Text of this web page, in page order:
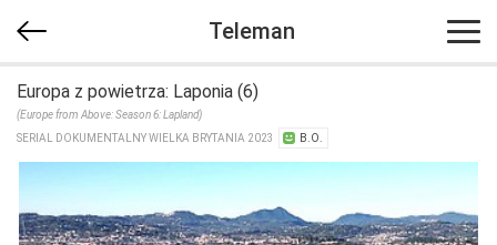
Teleman
Europa z powietrza: Laponia (6)
(Europe from Above: Season 6: Lapland)
SERIAL DOKUMENTALNY WIELKA BRYTANIA 2023
B.O.